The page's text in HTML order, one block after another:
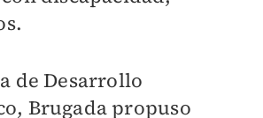
de Desarrollo
Brugada propuso